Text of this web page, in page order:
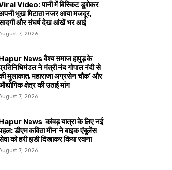
Video: पानी में बिस्किट डुबोकर
भूख मिटाता नजर आया मजदूर,
और संघर्ष देख आंखें भर आईं
7, 2026
Hapur News वैश्य समाज हापुड़ के
ने मंत्री नंद गोपाल नंदी से
मुलाकात, महाराजा अग्रसेन चौक’ और
क्षेत्र की उठाई मांग
7, 2026
Hapur News कांवड़ यात्रा के लिए नई
डीएम कविता मीना ने बाइक एंबुलेंस
को हरी झंडी दिखाकर किया रवाना
7, 2026